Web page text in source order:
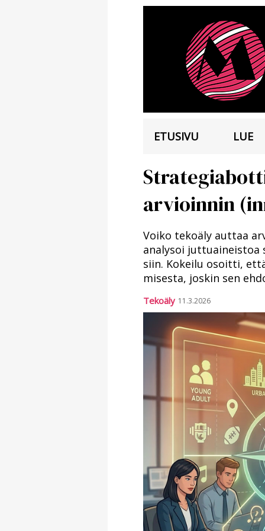
ETUSIVU LUE
arvioinnin
Voi­ko te­ko­ä­ly aut­taa
ana­ly­soi
siin. Ko­kei­lu osoit­ti,
mi­ses­ta, jos­kin sen
Te­ko­ä­ly 11.3.2026